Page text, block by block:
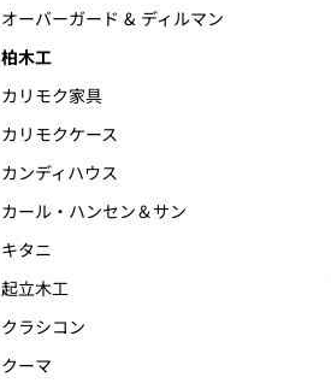
オーバーガード & ディルマン
柏木工
カリモク家具
カリモクケース
カンディハウス
カール・ハンセン＆サン
キタニ
起立木工
クラシコン
クーマ